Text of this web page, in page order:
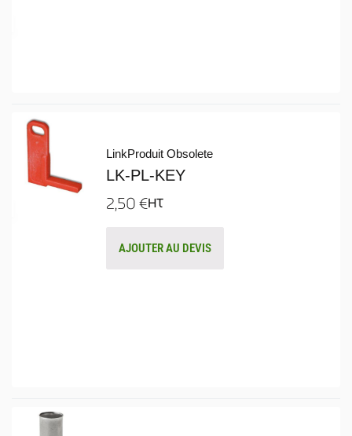
LinkProduit Obsolete
LK-PL-KEY
2,50€HT
AJOUTER AU DEVIS